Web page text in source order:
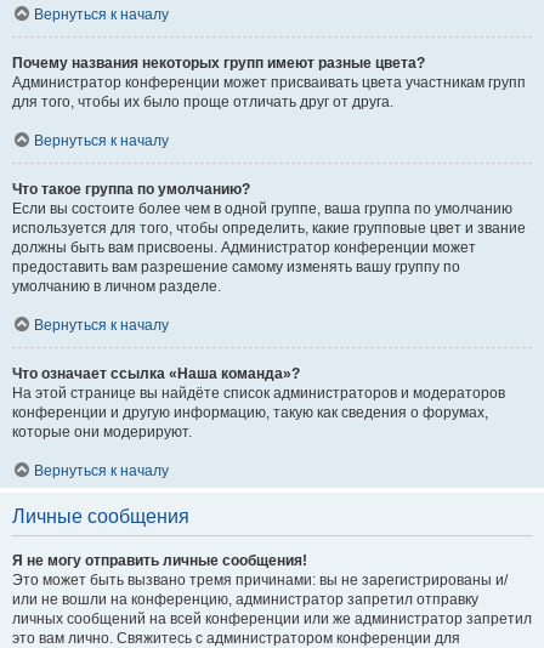
Вернуться к началу
Почему названия некоторых групп имеют разные цвета?
Администратор конференции может присваивать цвета участникам групп
для того, чтобы их было проще отличать друг от друга.
Вернуться к началу
Что такое группа по умолчанию?
Если вы состоите более чем в одной группе, ваша группа по умолчанию
используется для того, чтобы определить, какие групповые цвет и звание
должны быть вам присвоены. Администратор конференции может
предоставить вам разрешение самому изменять вашу группу по
умолчанию в личном разделе.
Вернуться к началу
Что означает ссылка «Наша команда»?
На этой странице вы найдёте список администраторов и модераторов
конференции и другую информацию, такую как сведения о форумах,
которые они модерируют.
Вернуться к началу
Личные сообщения
Я не могу отправить личные сообщения!
Это может быть вызвано тремя причинами: вы не зарегистрированы и/
или не вошли на конференцию, администратор запретил отправку
личных сообщений на всей конференции или же администратор запретил
это вам лично. Свяжитесь с администратором конференции для